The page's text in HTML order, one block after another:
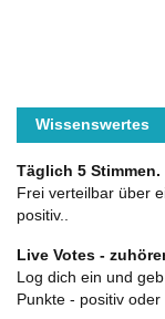
Wissenswertes
Täglich 5 Stimmen.
Frei verteilbar über
positiv..
Live Votes -
Log dich ein und
Punkte - positiv oder